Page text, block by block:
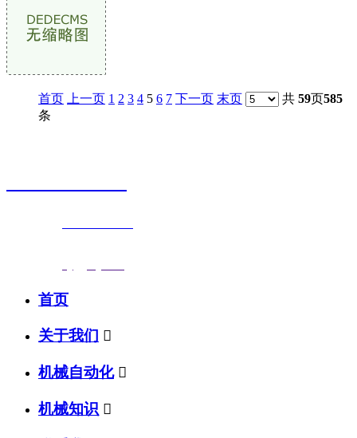
首页 上一页 1 2 3 4 5 6 7 下一页 末页 共 59页585
条
首页
关于我们 
机械自动化 
机械知识 